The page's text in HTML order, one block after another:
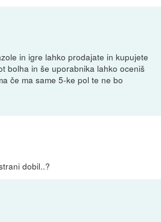
in igre lahko prodajate in kupujete
bolha in še uporabnika lahko oceniš
če ma same 5-ke pol te ne bo
dobil..?